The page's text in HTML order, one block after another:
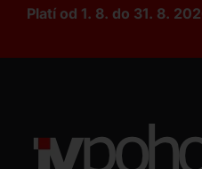
Platí od 1. 8. do 31. 8.